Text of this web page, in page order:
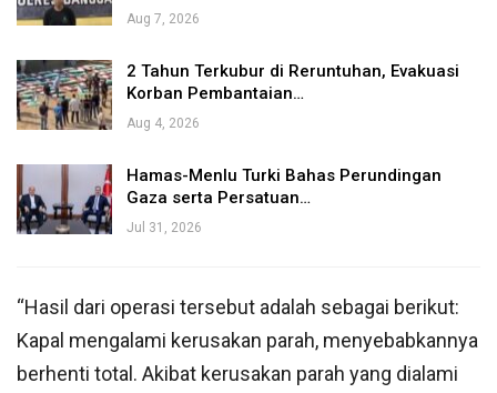
Aug 7, 2026
2 Tahun Terkubur di Reruntuhan, Evakuasi
Korban Pembantaian…
Aug 4, 2026
Hamas-Menlu Turki Bahas Perundingan
Gaza serta Persatuan…
Jul 31, 2026
“Hasil dari operasi tersebut adalah sebagai berikut:
Kapal mengalami kerusakan parah, menyebabkannya
berhenti total. Akibat kerusakan parah yang dialami